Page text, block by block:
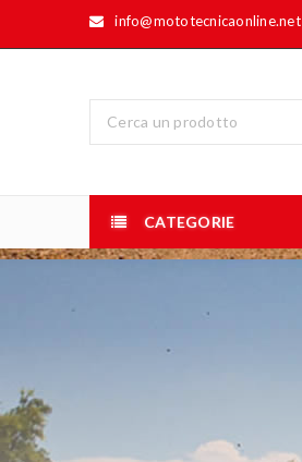
info@mototecnicaonline.net
CATEGORIE